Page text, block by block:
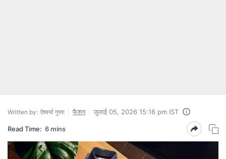
Written by: ऐश्वर्या गुप्ता फैशन जुलाई 05, 2026 15:16 pm IST
Read Time: 6 mins